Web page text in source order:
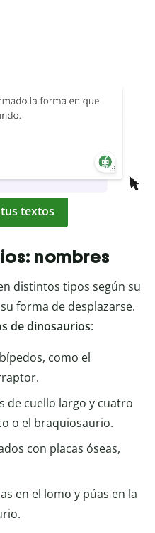
textos
nombres
distintos tipos según su
forma de desplazarse.
de dinosaurios:
como el
de cuello largo y cuatro
o el braquiosaurio.
con placas óseas,
en el lomo y púas en la